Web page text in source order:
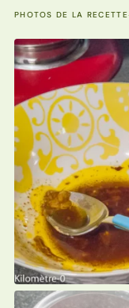
PHOTOS DE LA RECETTE